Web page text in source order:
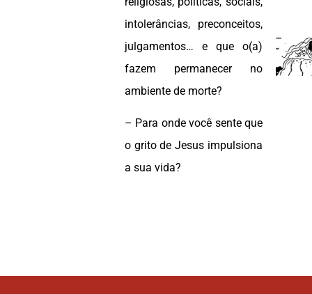
intolerâncias, preconceitos,
julgamentos… e que o(a)
fazem permanecer no
ambiente de morte?
– Para onde você sente que
o grito de Jesus impulsiona
a sua vida?